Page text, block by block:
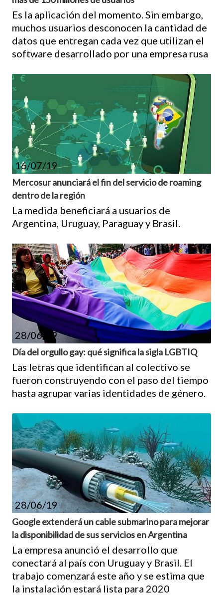
Es la aplicación del momento. Sin embargo,
muchos usuarios desconocen la cantidad de
datos que entregan cada vez que utilizan el
software desarrollado por una empresa rusa
16/07/19
Mercosur anunciará el fin del servicio de roaming
dentro de la región
La medida beneficiará a usuarios de
Argentina, Uruguay, Paraguay y Brasil.
28/06/19
Día del orgullo gay: qué significa la sigla LGBTIQ
Las letras que identifican al colectivo se
fueron construyendo con el paso del tiempo
hasta agrupar varias identidades de género.
28/06/19
Google extenderá un cable submarino para mejorar
la disponibilidad de sus servicios en Argentina
La empresa anunció el desarrollo que
conectará al país con Uruguay y Brasil. El
trabajo comenzará este año y se estima que
la instalación estará lista para 2020